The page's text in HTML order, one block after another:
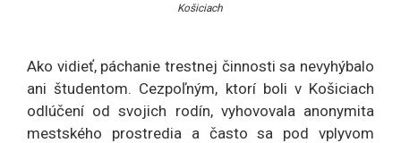
Košiciach
Ako vidieť, páchanie trestnej činnosti sa nevyhýbalo
ani študentom. Cezpoľným, ktorí boli v Košiciach
odlúčení od svojich rodín, vyhovovala anonymita
mestského prostredia a často sa pod vplyvom